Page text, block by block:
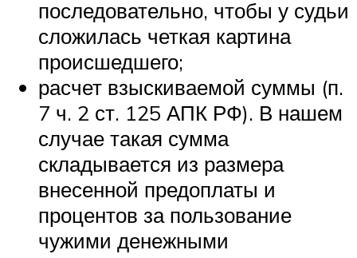
последовательно, чтобы у судьи
сложилась четкая картина
происшедшего;
расчет взыскиваемой суммы (п.
7 ч. 2 ст. 125 АПК РФ). В нашем
случае такая сумма
складывается из размера
внесенной предоплаты и
процентов за пользование
чужими денежными